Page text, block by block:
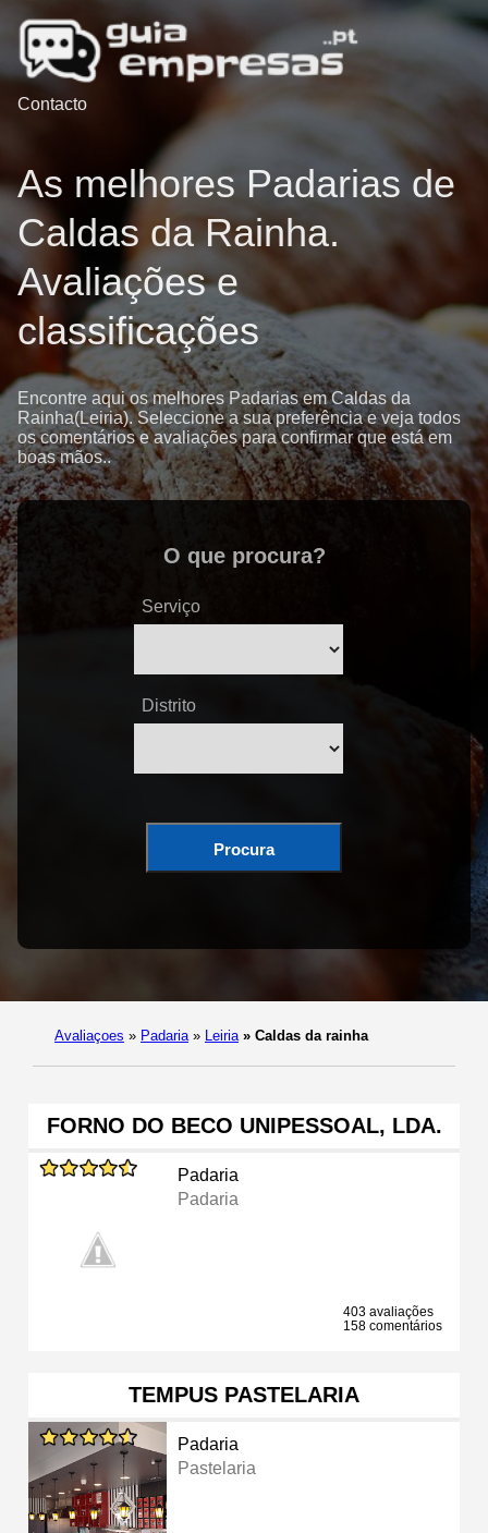
Contacto
As melhores Padarias de
Caldas da Rainha.
Avaliações e
classificações
Encontre aqui os melhores Padarias em Caldas da
Rainha(Leiria). Seleccione a sua preferência e veja todos
os comentários e avaliações para confirmar que está em
boas mãos..
O que procura?
Serviço
Distrito
Procura
Avaliaçoes » Padaria » Leiria » Caldas da rainha
FORNO DO BECO UNIPESSOAL, LDA.
Padaria
Padaria
403 avaliações
158 comentários
TEMPUS PASTELARIA
Padaria
Pastelaria